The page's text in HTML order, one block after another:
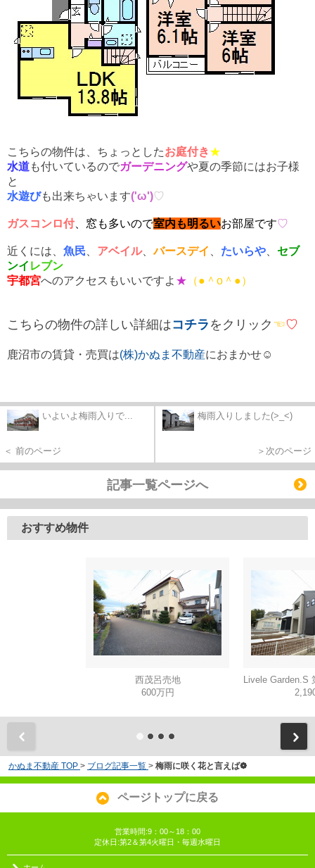
こちらの物件は、ちょっとしたお庭付き★
水道も付いているのでガーデニングや夏の季節にはお子様
と
水遊びも出来ちゃいます('ω')♡
ガスコンロ付 、窓も多いので室内も明るいお部屋です♡
近くには、 魚民 アベイル、バースデイ たいらや
セブ
ンイ レブン
宇都宮へのアクセスもいいですよ ★ （●＾o＾●）
こちらの物件の詳しい詳細はコチラ を クリック ☜♡
鹿沼市の賃貸・売買は(株)かぬま不動産におまかせ☺
いよいよ梅雨入りで...
＜ 前のページ
梅雨入りしました(>_<)
＞次のページ
記事一覧ページへ
おすすめ物件
西茂呂売地
600万円
かぬま不動産 TOP > ブログ記事一覧 > 梅雨に咲く花と言えば❁
ページトップに戻る
営業時間:9：00～18：00
定休日:第2＆第4火曜日・毎週水曜日